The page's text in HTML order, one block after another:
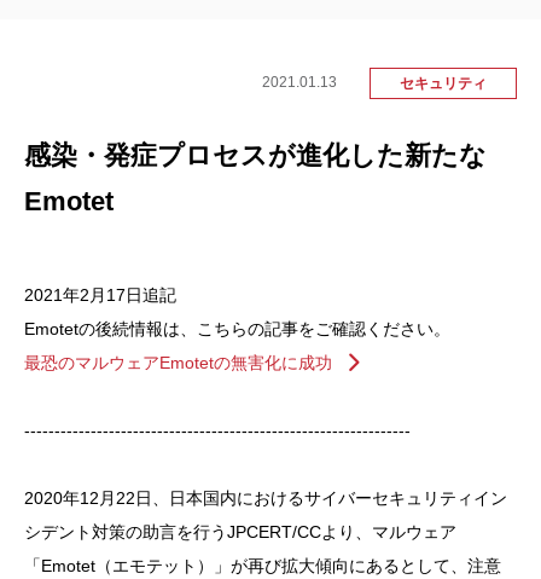
ピ
タ
ー
ト
会
社
2021.01.13 セキュリティ
感染・発症プロセスが進化した新たな
Emotet
2021年2月17日追記
Emotetの後続情報は、こちらの記事をご確認ください。
最恐のマルウェアEmotetの無害化に成功
----------------------------------------------------------------
2020年12月22日、日本国内におけるサイバーセキュリティイン
シデント対策の助言を行うJPCERT/CCより、マルウェア
「Emotet（エモテット）」が再び拡大傾向にあるとして、注意